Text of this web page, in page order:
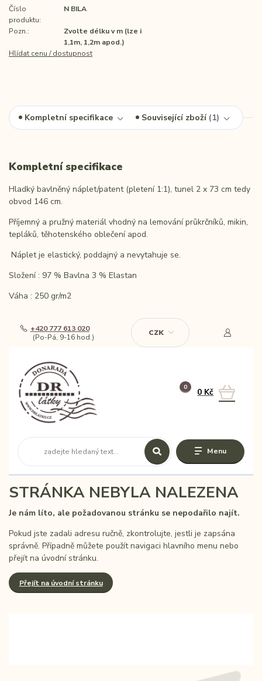
Číslo
produktu:
N BILA
Pozn.:
Zvolte délku v m (lze i
1,1m, 1,2m apod.)
Hlídat cenu / dostupnost
Kompletní specifikace Související zboží 1
Kompletní specifikace
Hladký bavlněný náplet/patent (pletení 1:1), tunel 2 x 73 cm tedy
obvod 146 cm.
Příjemný a pružný materiál vhodný na lemování průkrčníků, mikin,
tepláků, těhotenského oblečení apod.
Náplet je elastický, poddajný a nevytahuje se.
Složení : 97 % Bavlna 3 % Elastan
Váha : 250 gr/m2
Menu
CZK
+420 777 613 020
(Po-Pá, 9-16 hod.)
0 0 Kč
STRÁNKA NEBYLA NALEZENA
Je nám líto, ale požadovanou stránku se nepodařilo najít.
Pokud jste zadali adresu ručně, zkontrolujte, jestli je zapsána
správně. Případně můžete použít navigaci hlavního menu nebo
přejít na úvodní stránku.
Přejít na úvodní stránku